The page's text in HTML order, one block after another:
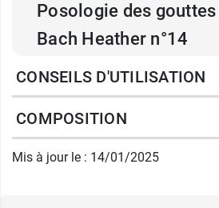
Posologie des
Bach Heather n°14
2 gouttes dans un verre d'eau
CONSEILS D'UTILISATION
COMPOSITION
Mis à jour le : 14/01/2025